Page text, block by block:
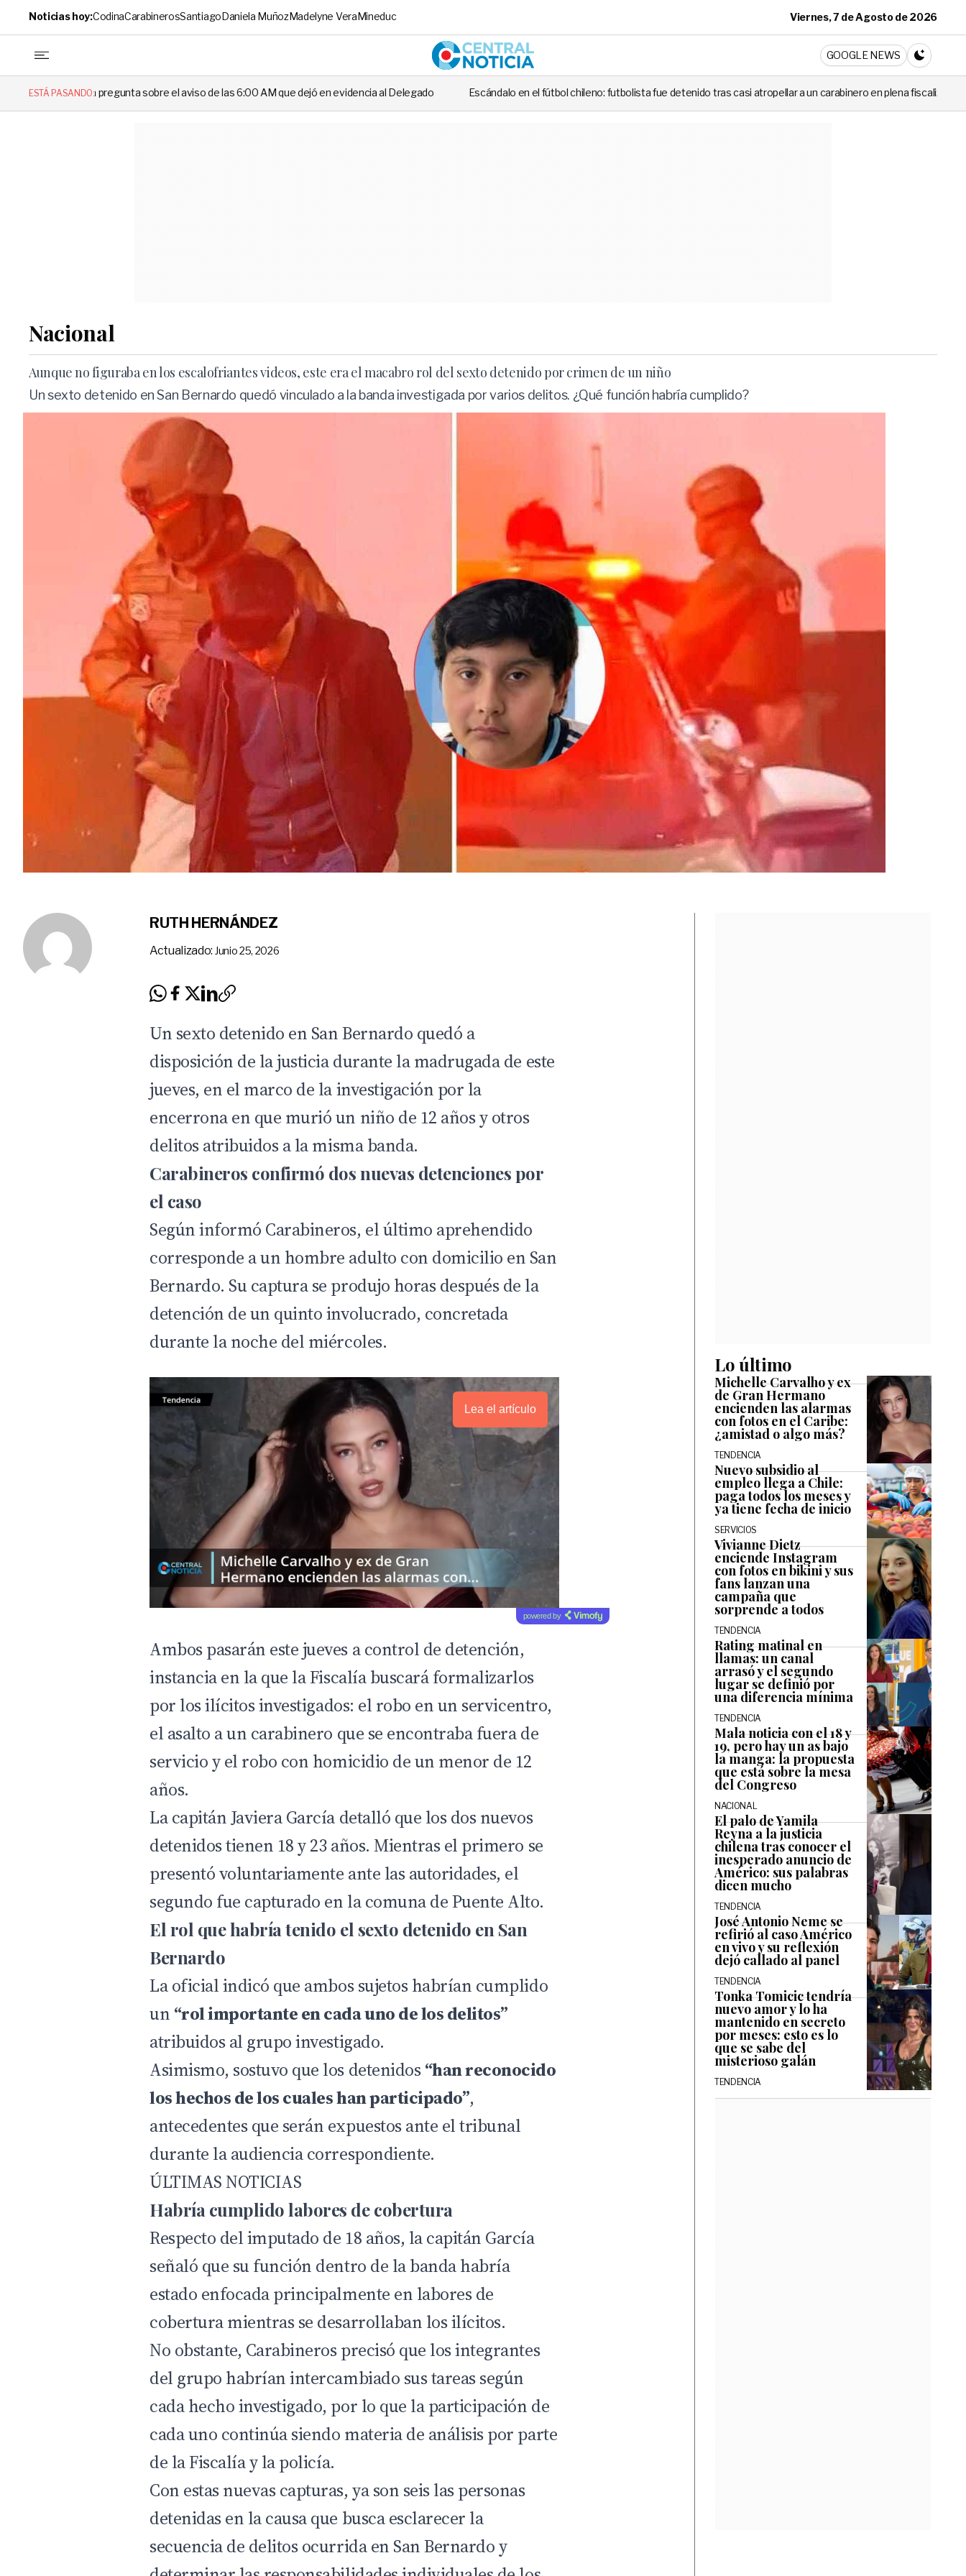
Noticias hoy:CodinaCarabinerosSantiagoDaniela MuñozMadelyne VeraMineduc Viernes, 7 de Agosto de 2026
Central Noticia
GOOGLE NEWS
CAMBIA A
ESTÁ PASANDO:
sobre el aviso de las 6:00 AM que dejó en evidencia al Delegado Escándalo en el fútbol chileno: futbolista fue detenido tras casi atropellar a un carabinero en plena fiscalización Cortes de luz
Nacional
Aunque no figuraba en los escalofriantes videos, este era el macabro rol del sexto detenido por crimen de un niño
Un sexto detenido en San Bernardo quedó vinculado a la banda investigada por varios delitos. ¿Qué función habría cumplido?
RUTH HERNÁNDEZ
Actualizado: Junio 25, 2026
Un sexto detenido en San Bernardo quedó a
disposición de la justicia durante la madrugada de este
jueves, en el marco de la investigación por la
encerrona en que murió un niño de 12 años y otros
delitos atribuidos a la misma banda.
Carabineros confirmó dos nuevas detenciones por
el caso
Según informó Carabineros, el último aprehendido
corresponde a un hombre adulto con domicilio en San
Bernardo. Su captura se produjo horas después de la
detención de un quinto involucrado, concretada
durante la noche del miércoles.
Lea el artículo
powered by
Ambos pasarán este jueves a control de detención,
instancia en la que laFiscalíabuscará formalizarlos
por los ilícitos investigados: el robo en un servicentro,
el asalto a un carabinero que se encontraba fuera de
servicio y el robo con homicidio de un menor de 12
años.
La capitán Javiera García detalló que los dos nuevos
detenidos tienen 18 y 23 años. Mientras el primero se
presentó voluntariamente ante las autoridades, el
segundo fue capturado en la comuna de Puente Alto.
El rol que habría tenido el sexto detenido en San
Bernardo
La oficial indicó que ambos sujetos habrían cumplido
un “rol importante en cada uno de los delitos”
atribuidos al grupo investigado.
Asimismo, sostuvo que los detenidos“han reconocido
los hechos de los cuales han participado”,
antecedentes que serán expuestos ante el tribunal
durante la audiencia correspondiente.
ÚLTIMAS NOTICIAS
Habría cumplido labores de cobertura
Respecto del imputado de 18 años, la capitán García
señaló que su función dentro de la banda habría
estado enfocada principalmente en labores de
cobertura mientras se desarrollaban los ilícitos.
No obstante, Carabineros precisó que los integrantes
del grupo habrían intercambiado sus tareas según
cada hecho investigado, por lo que la participación de
cada uno continúa siendo materia de análisis por parte
de la Fiscalía y la policía.
Con estas nuevas capturas, ya son seis las personas
detenidas en la causa que busca esclarecer la
secuencia de delitos ocurrida en San Bernardo y
Lo último
Michelle Carvalho y ex
de Gran Hermano
encienden las alarmas
con fotos en el Caribe:
¿amistad o algo más?
TENDENCIA
Nuevo subsidio al
empleo llega a Chile:
paga todos los meses y
ya tiene fecha de inicio
SERVICIOS
Vivianne Dietz
enciende Instagram
con fotos en bikini y sus
fans lanzan una
campaña que
sorprende a todos
TENDENCIA
Rating matinal en
llamas: un canal
arrasó y el segundo
lugar se definió por
una diferencia mínima
TENDENCIA
Mala noticia con el 18 y
19, pero hay un as bajo
la manga: la propuesta
que está sobre la mesa
del Congreso
NACIONAL
El palo de Yamila
Reyna a la justicia
chilena tras conocer el
inesperado anuncio de
Américo: sus palabras
dicen mucho
TENDENCIA
José Antonio Neme se
refirió al caso Américo
en vivo y su reflexión
dejó callado al panel
TENDENCIA
Tonka Tomicic tendría
nuevo amor y lo ha
mantenido en secreto
por meses: esto es lo
que se sabe del
misterioso galán
TENDENCIA